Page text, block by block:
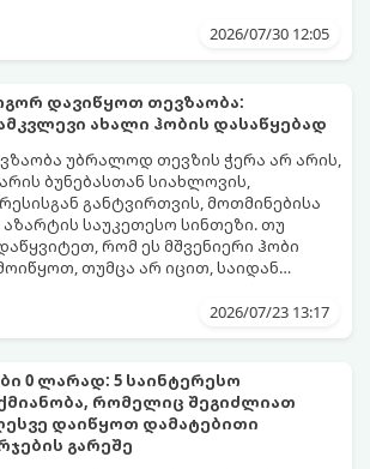
კი, რადგან პროცესი
იზრდება ახალი ფესვები
2026/07/30 12:05
დავიწყოთ თევზაობა:
ახალი ჰობის დასაწყებად
უბრალოდ თევზის ჭერა არ არის,
ბუნებასთან სიახლოვის,
განტვირთვის, მოთმინებისა
საუკეთესო სინთეზი. თუ
რომ ეს მშვენიერი ჰობი
თუმცა არ იცით, საიდან
ამომწურავი გზამკვლევი სწორედ
2026/07/23 13:17
0 ლარად: 5 საინტერესო
რომელიც შეგიძლიათ
დაიწყოთ დამატებითი
გარეშე